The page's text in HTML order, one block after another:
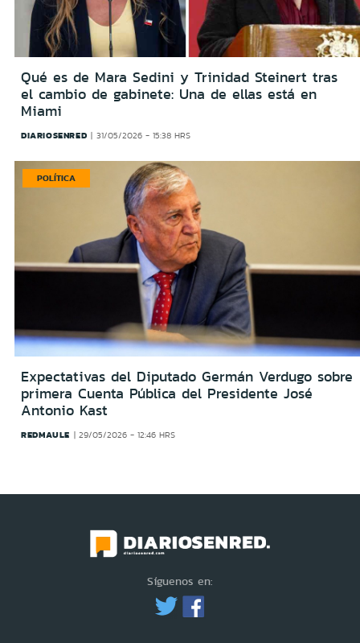
Qué es de Mara Sedini y Trinidad Steinert tras
el cambio de gabinete: Una de ellas está en
Miami
DIARIOSENRED 31/05/2026 - 15:38 HRS
POLÍTICA
Expectativas del Diputado Germán Verdugo sobre
primera Cuenta Pública del Presidente José
Antonio Kast
REDMAULE 29/05/2026 - 12:46 HRS
Síguenos en: